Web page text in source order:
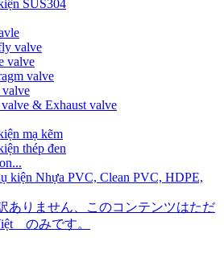
SUS304
valve
valve
valve
valve & Exhaust valve
mạ kẽm
thép đen
kiện Nhựa PVC, Clean PVC, HDPE,
ありません、このコンテンツはただ
のみです。